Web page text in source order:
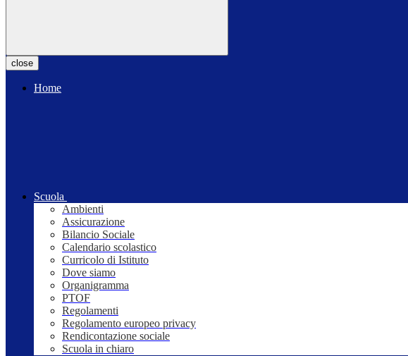
close
Home
Scuola
Ambienti
Assicurazione
Bilancio Sociale
Calendario scolastico
Curricolo di Istituto
Dove siamo
Organigramma
PTOF
Regolamenti
Regolamento europeo privacy
Rendicontazione sociale
Scuola in chiaro